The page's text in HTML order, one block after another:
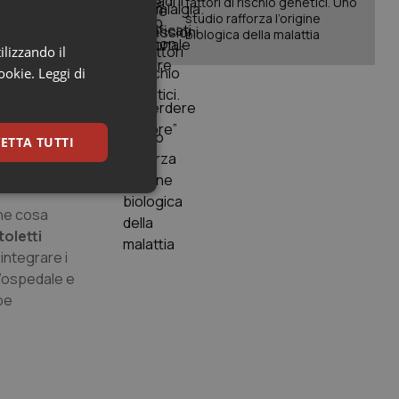
ha
ha
gli
sia
cosa
i
e
studio rafforza l’origine
biologica della malattia
il
Leggi di
TUTTI